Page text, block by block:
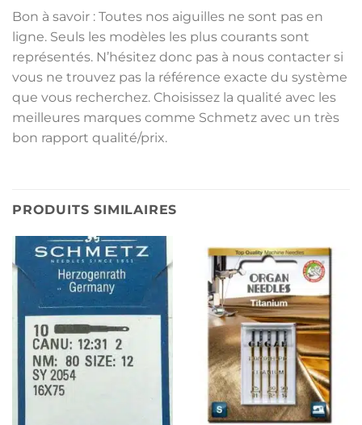
Bon à savoir : Toutes nos aiguilles ne sont pas en
ligne. Seuls les modèles les plus courants sont
représentés. N’hésitez donc pas à nous contacter si
vous ne trouvez pas la référence exacte du système
que vous recherchez. Choisissez la qualité avec les
meilleures marques comme Schmetz avec un très
bon rapport qualité/prix.
PRODUITS SIMILAIRES